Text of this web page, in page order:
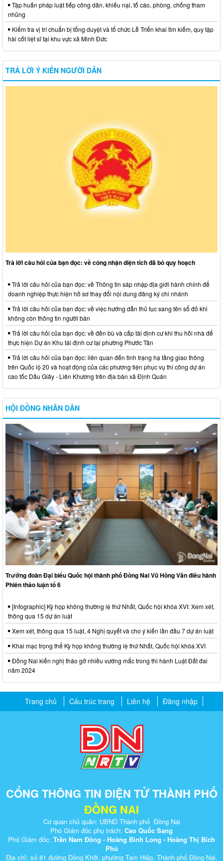
Tập huấn pháp luật tiếp công dân, khiếu nại, tố cáo, phòng, chống tham
nhũng
Kiểm tra vị trí chuẩn bị tổng duyệt và tổ chức Lễ Triển khai tìm kiếm, quy tập
hài cốt liệt sĩ tại khu vực xã Minh Đức
TRẢ LỜI Ý KIẾN NGƯỜI DÂN
Trả lời câu hỏi của bạn đọc: về công nhận diện tích đã bỏ quy hoạch
Trả lời câu hỏi của bạn đọc: về Thông tin sáp nhập địa giới hành chính để
doanh nghiệp thực hiện hồ sơ thay đổi nội dung đăng ký chi nhánh
Trả lời câu hỏi của bạn đọc: về việc hướng dẫn thủ tục sang tên sổ đỏ khi
không còn thông tin người bán
Trả lời câu hỏi của bạn đọc: về đền bù và cấp tái định cư khi thu hồi nhà để
thực hiện Dự án Khu tái định cư tại phường Phước Tân
Trả lời câu hỏi của bạn đọc: liên quan đến tình trạng hạ tầng giao thông
trên Quốc lộ 20 và hoạt động của các phương tiện phục vụ thi công dự án
cao tốc Dầu Giây - Liên Khương trên địa bàn xã Định Quán
HỘI ĐỒNG NHÂN DÂN
Trưởng đoàn Đại biểu Quốc hội thành phố Đồng Nai Vũ Hồng Văn điều hành
Phiên thảo luận tổ 6
[Infographic] Kỳ họp không thường lệ thứ Nhất, Quốc hội khóa XVI: Xem xét,
thông qua 15 dự án luật
Xem xét, thông qua 15 luật, 4 Nghị quyết và cho ý kiến lần đầu 7 dự án luật
Khai mạc trọng thể Kỳ họp không thường lệ thứ Nhất, Quốc hội khóa XVI
Đồng Nai kiến nghị tháo gỡ nhiều vướng mắc trong thi hành Luật Đất đai
năm 2024
Trang chủ Cấu trúc trang Liên hệ Đăng nhập
CỔNG THÔNG TIN ĐIỆN TỬ THÀNH PHỐ
ĐỒNG NAI
Cơ quan chủ quản: UBND Thành phố Đồng Nai
Phó Giám đốc phụ trách: Cao Quốc Sang
Phó Giám đốc: Trần Nam Đông - Hoàng Bình Long - Hoàng Thị Bích
Phú
Địa chỉ: số 81 đường Đồng Khởi, phường Tam Hiệp, Thành phố Đồng Nai.